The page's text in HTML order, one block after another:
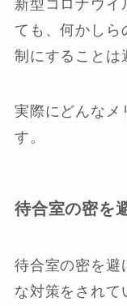
新型コロナウイ
ても、何かしら
制にすることは
実際にどんなメ
す。
待合室の密を
待合室の密を避
な対策をされて